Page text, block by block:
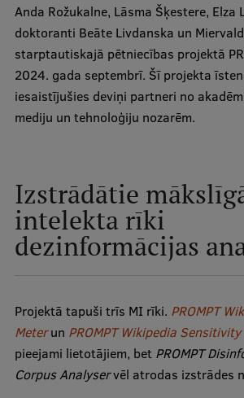
Pētniecība
Zinātniskie institūti un
Zinātnes ietekme
Pētniecības platformas
Pētniecības projekti
Zinātnieku brokastis
Anda Rožukalne, Lāsma Šķestere, Elza
doktoranti Beāte Livdanska un
starptautiskajā pētniecības projektā
2024. gada septembrī. Šī projekta
iesaistījušies deviņi partneri no
mediju un tehnoloģiju nozarēm.
Izstrādātie
intelekta rīki
dezinformācijas
Projektā tapuši trīs MI rīki. PROMPT
Meterun PROMPT Wikipedia
pieejami lietotājiem, bet PROMPT
Corpus Analyservēl atrodas izstrādes